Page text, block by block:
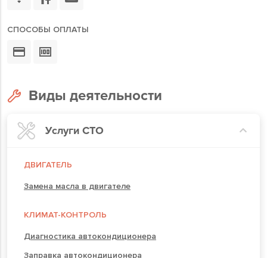
СПОСОБЫ ОПЛАТЫ
Виды деятельности
Услуги СТО
ДВИГАТЕЛЬ
Замена масла в двигателе
КЛИМАТ-КОНТРОЛЬ
Диагностика автокондиционера
Заправка автокондиционера